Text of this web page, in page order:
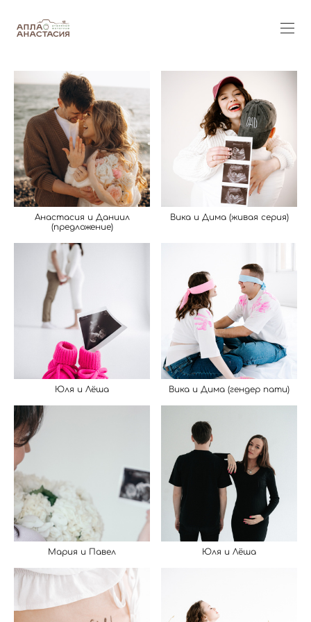
Анастасия и Даниил
(предложение)
Вика и Дима (живая серия)
Юля и Лёша Вика и Дима (гендер пати)
Мария и Павел Юля и Лёша